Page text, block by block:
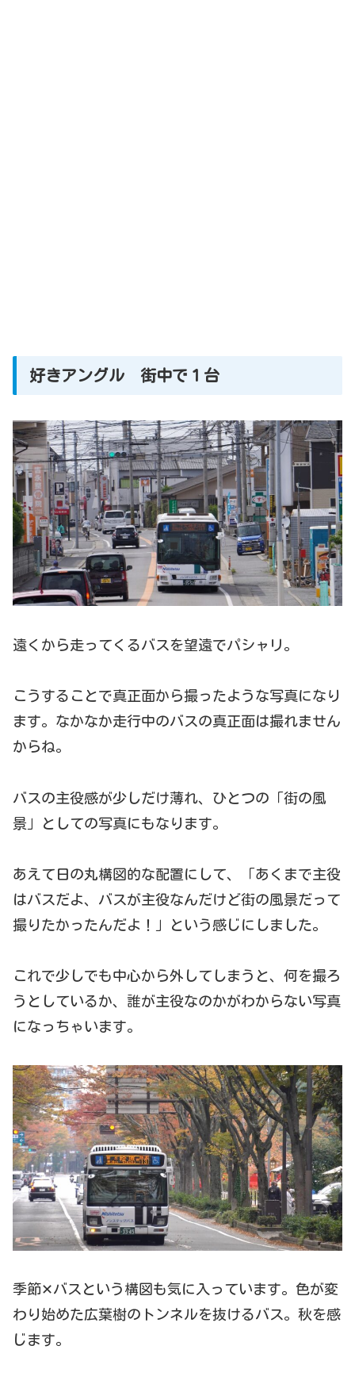
好きアングル 街中で１台
遠くから走ってくるバスを望遠でパシャリ。
こうすることで真正面から撮ったような写真になり
ます。なかなか走行中のバスの真正面は撮れません
からね。
バスの主役感が少しだけ薄れ、ひとつの「街の風
景」としての写真にもなります。
あえて日の丸構図的な配置にして、「あくまで主役
はバスだよ、バスが主役なんだけど街の風景だって
撮りたかったんだよ！」という感じにしました。
これで少しでも中心から外してしまうと、何を撮ろ
うとしているか、誰が主役なのかがわからない写真
になっちゃいます。
季節✕バスという構図も気に入っています。色が変
わり始めた広葉樹のトンネルを抜けるバス。秋を感
じます。